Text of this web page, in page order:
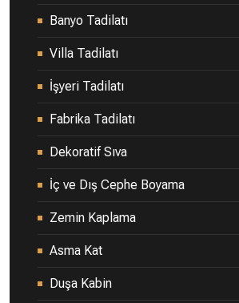
Banyo Tadilatı
Villa Tadilatı
İşyeri Tadilatı
Fabrika Tadilatı
Dekoratif Sıva
İç ve Dış Cephe Boyama
Zemin Kaplama
Asma Kat
Duşa Kabin